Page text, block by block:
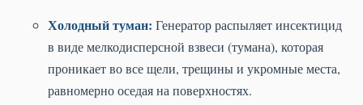
Холодный туман: Генератор распыляет инсектицид
в виде мелкодисперсной взвеси (тумана), которая
проникает во все щели, трещины и укромные места,
равномерно оседая на поверхностях.